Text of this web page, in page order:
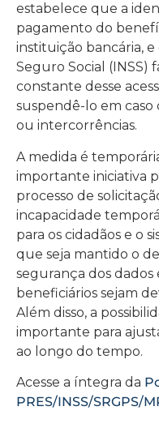
estabelece que a
pagamento do
instituição bancária,
Seguro Social
constante desse
suspendê-lo em
ou intercorrências.
A medida é
importante iniciativa
processo de
incapacidade
para os cidadãos e o
que seja mantido o
segurança dos dados
beneficiários sejam
Além disso, a
importante para
ao longo do tempo.
Acesse a íntegra da
PRES/INSS/SRGPS/